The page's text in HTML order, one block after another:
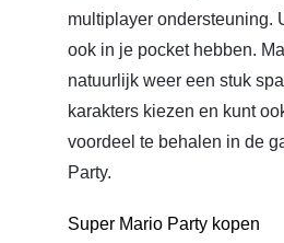
multiplayer ondersteuning.
ook in je pocket hebben.
natuurlijk weer een stuk
karakters kiezen en kunt
voordeel te behalen in de
Party.
Super Mario Party kopen